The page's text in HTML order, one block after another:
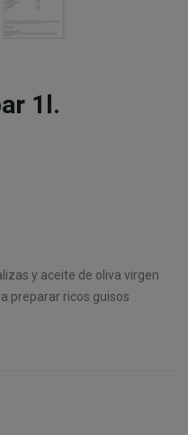
1l.
y aceite de oliva virgen
preparar ricos guisos